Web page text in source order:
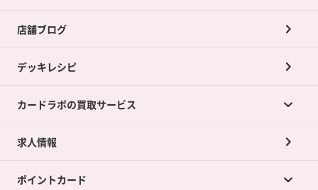
店舗ブログ
デッキレシピ
カードラボの買取サービス
カードラボの買取サービスTOP
店舗買取について
求人情報
ポイントカード